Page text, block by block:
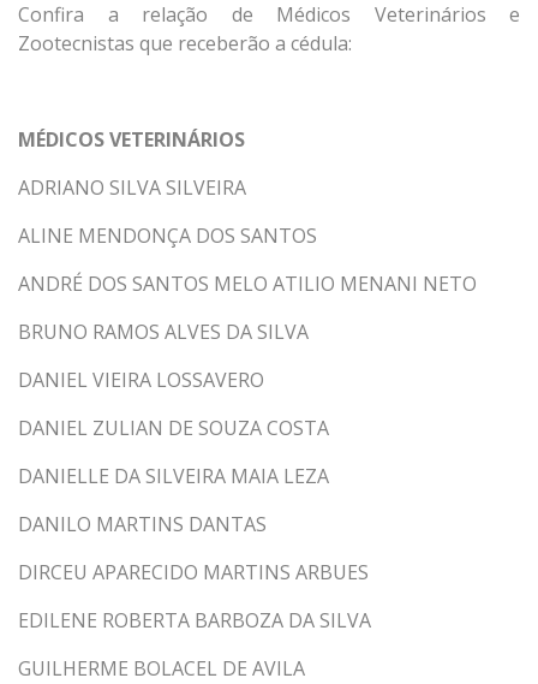
Confira a relação de Médicos Veterinários e
Zootecnistas que receberão a cédula:
MÉDICOS VETERINÁRIOS
ADRIANO SILVA SILVEIRA
ALINE MENDONÇA DOS SANTOS
ANDRÉ DOS SANTOS MELO ATILIO MENANI NETO
BRUNO RAMOS ALVES DA SILVA
DANIEL VIEIRA LOSSAVERO
DANIEL ZULIAN DE SOUZA COSTA
DANIELLE DA SILVEIRA MAIA LEZA
DANILO MARTINS DANTAS
DIRCEU APARECIDO MARTINS ARBUES
EDILENE ROBERTA BARBOZA DA SILVA
GUILHERME BOLACEL DE AVILA